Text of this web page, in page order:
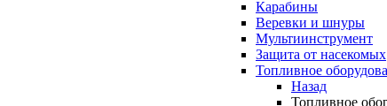
Карабины
Веревки и шнуры
Мультиинструмент
Защита от насекомых
Топливное
Назад
Топливное